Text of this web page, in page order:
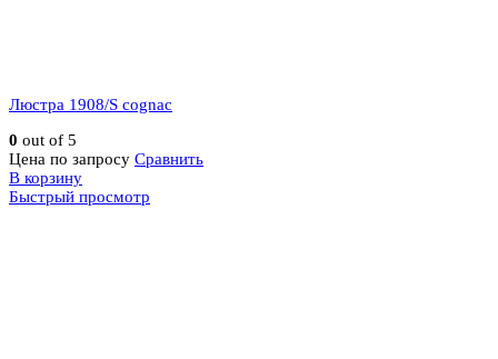
Люстра 1908/S cognac
0 out of 5
Цена по запросу Сравнить
В корзину
Быстрый просмотр